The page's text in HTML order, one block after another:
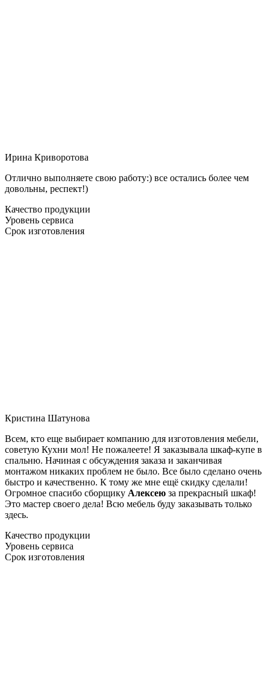
Ирина Криворотова
Отлично выполняете свою работу:) все остались более чем
довольны, респект!)
Качество продукции
Уровень сервиса
Срок изготовления
Кристина Шатунова
Всем, кто еще выбирает компанию для изготовления мебели,
советую Кухни мол! Не пожалеете! Я заказывала шкаф-купе в
спальню. Начиная с обсуждения заказа и заканчивая
монтажом никаких проблем не было. Все было сделано очень
быстро и качественно. К тому же мне ещё скидку сделали!
Огромное спасибо сборщику Алексею за прекрасный шкаф!
Это мастер своего дела! Всю мебель буду заказывать только
здесь.
Качество продукции
Уровень сервиса
Срок изготовления